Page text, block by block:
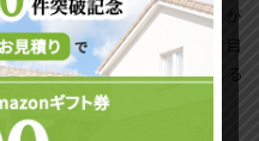
い込みが起き、換気効率が
ます。ロスガード設定は自
時的に強運転へ切り替える